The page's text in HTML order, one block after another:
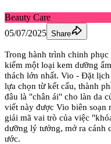
Beauty Care
05/07/2025 Share
Trong hành trình chinh
kiếm một loại kem dưỡng
thách lớn nhất. Vio - Đặt lịch
lựa chọn từ kết cấu, thành
đâu là "chân ái" cho làn da
viết này được Vio biên soạn
giải mã vai trò của việc
dưỡng lý tưởng, mở ra cánh
ước.